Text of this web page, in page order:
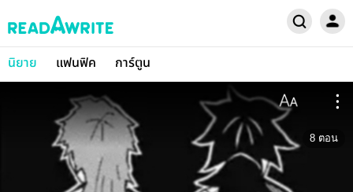
นิยาย แฟนฟิค การ์ตูน
8 ตอน